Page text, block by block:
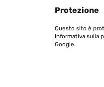
Protezione
Questo sito è
Informativa sulla
Google.